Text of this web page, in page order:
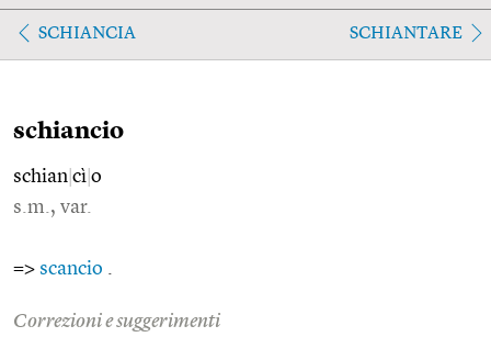
SCHIANCIA SCHIANTARE
schiancio
schian cì o
s.m., var.
=> scancio
Correzioni e suggerimenti